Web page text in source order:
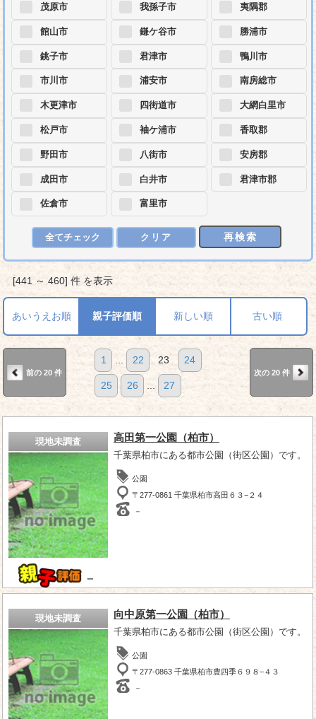
茂原市
館山市
銚子市
市川市
木更津市
松戸市
野田市
成田市
佐倉市
我孫子市
鎌ケ谷市
君津市
浦安市
四街道市
袖ケ浦市
八街市
白井市
富里市
夷隅郡
勝浦市
鴨川市
南房総市
大網白里市
香取郡
安房郡
君津市郡
全てチェック クリア 再検索
[441 ～ 460] 件 を表示
あいうえお順 親子評価順 新しい順 古い順
前の 20 件
1 22 23 24
25 26 27
次の 20 件
現地未調査
－
高田第一公園（柏市）
千葉県柏市にある都市公園（街区公園）です。
公園
〒277-0861 千葉県柏市高田６３−２４
－
現地未調査 向中原第一公園（柏市）
千葉県柏市にある都市公園（街区公園）です。
公園
〒277-0863 千葉県柏市豊四季６９８−４３
－